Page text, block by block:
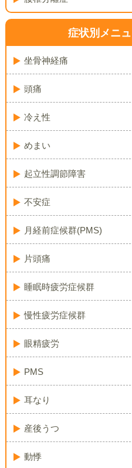
症状別メニュ
坐骨神経痛
頭痛
冷え性
めまい
起立性調節障害
不安症
月経前症候群(PMS)
片頭痛
睡眠時疲労症候群
慢性疲労症候群
眼精疲労
PMS
耳なり
産後うつ
動悸